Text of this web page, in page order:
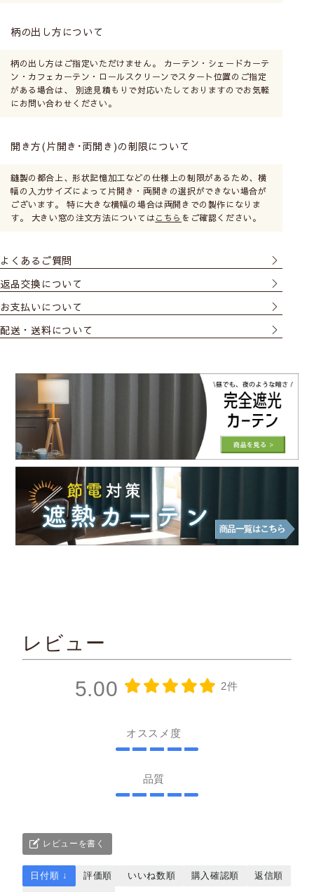
柄の出し方について
柄の出し方はご指定いただけません。 カーテン・シェードカーテ
ン・カフェカーテン・ロールスクリーンでスタート位置のご指定
がある場合は、 別途見積もりで対応いたしておりますのでお気軽
にお問い合わせください。
開き方(片開き･両開き)の制限について
縫製の都合上、形状記憶加工などの仕様上の制限があるため、横
幅の入力サイズによって片開き・両開きの選択ができない場合が
ございます。 特に大きな横幅の場合は両開きでの製作になりま
す。 大きい窓の注文方法についてはこちら をご確認ください。
よくあるご質問
返品交換について
お支払いについて
配送・送料について
レビュー
5.00 2件
オススメ度
品質
レビューを書く
日付順 ↓ 評価順 いいね数順 購入確認順
返信順